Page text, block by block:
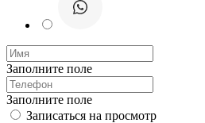
Заполните поле
Заполните поле
Записаться на просмотр